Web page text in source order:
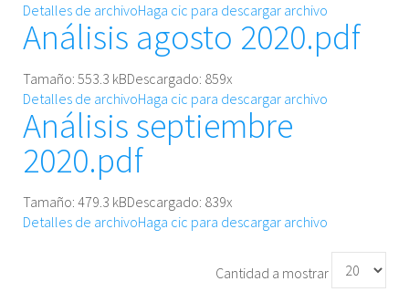
Detalles de archivoHaga cic para descargar archivo
Análisis agosto 2020.pdf
Tamaño: 553.3 kBDescargado: 859x
Detalles de archivoHaga cic para descargar archivo
Análisis septiembre
2020.pdf
Tamaño: 479.3 kBDescargado: 839x
Detalles de archivoHaga cic para descargar archivo
Cantidad a mostrar